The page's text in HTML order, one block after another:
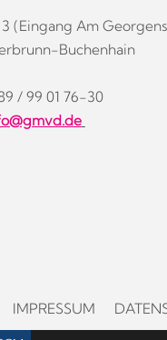
3 (Eingang Am
Buchenhain
/ 99 01 76-30
IMPRESSUM